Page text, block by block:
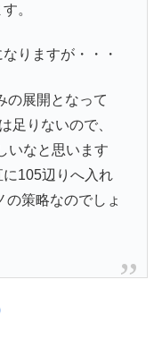
。
りますが・・・
の展開となって
足りないので、
いなと思います
105辺りへ入れ
の策略なのでしょ